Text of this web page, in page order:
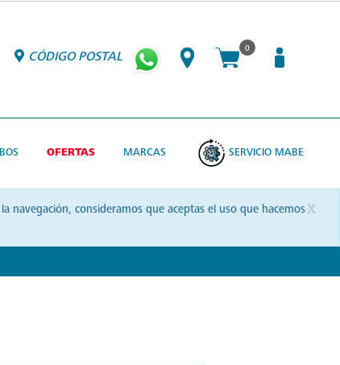
CÓDIGO POSTAL
0
OFERTAS MARCAS SERVICIO MABE
x
navegación, consideramos que aceptas el uso que hacemos